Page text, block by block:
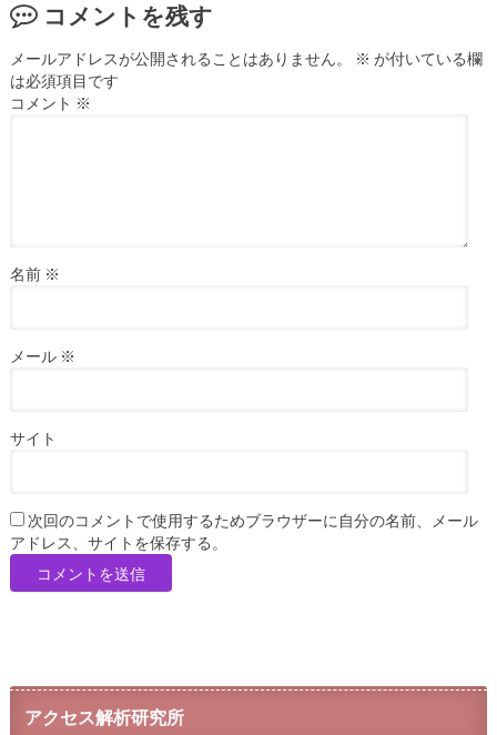
コメントを残す
メールアドレスが公開されることはありません。 ※ が付いている欄
は必須項目です
コメント ※
名前 ※
メール ※
サイト
次回のコメントで使用するためブラウザーに自分の名前、メール
アドレス、サイトを保存する。
アクセス解析研究所